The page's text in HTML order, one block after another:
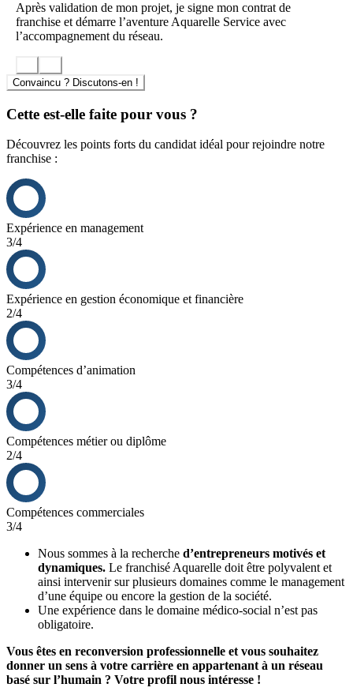
Après validation de mon projet, je signe mon contrat de
franchise et démarre l’aventure Aquarelle Service avec
l’accompagnement du réseau.
Convaincu ? Discutons-en !
Cette est-elle faite pour vous ?
Découvrez les points forts du candidat idéal pour rejoindre notre
franchise :
Expérience en management
3/4
Expérience en gestion économique et financière
2/4
Compétences d’animation
3/4
Compétences métier ou diplôme
2/4
Compétences commerciales
3/4
Nous sommes à la recherche d’entrepreneurs motivés et
dynamiques. Le franchisé Aquarelle doit être polyvalent et
ainsi intervenir sur plusieurs domaines comme le management
d’une équipe ou encore la gestion de la société.
Une expérience dans le domaine médico-social n’est pas
obligatoire.
Vous êtes en reconversion professionnelle et vous souhaitez
donner un sens à votre carrière en appartenant à un réseau
basé sur l’humain ? Votre profil nous intéresse !